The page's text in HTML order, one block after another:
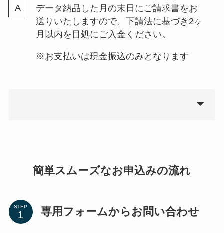
データ納品した月の末日にご請求書をお
送りいたしますので、下請法に基づき2ヶ
月以内を目処にご入金ください。
※お支払いは現金振込のみとなります
簡単スムーズなお申込みの流れ
STEP 専用フォームからお問い合わせ